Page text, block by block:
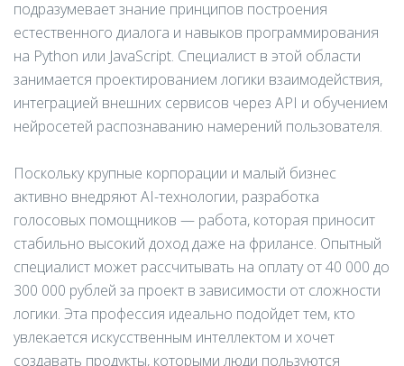
подразумевает знание принципов построения
естественного диалога и навыков программирования
на Python или JavaScript. Специалист в этой области
занимается проектированием логики взаимодействия,
интеграцией внешних сервисов через API и обучением
нейросетей распознаванию намерений пользователя.
Поскольку крупные корпорации и малый бизнес
активно внедряют AI-технологии, разработка
голосовых помощников — работа, которая приносит
стабильно высокий доход даже на фрилансе. Опытный
специалист может рассчитывать на оплату от 40 000 до
300 000 рублей за проект в зависимости от сложности
логики. Эта профессия идеально подойдет тем, кто
увлекается искусственным интеллектом и хочет
создавать продукты, которыми люди пользуются